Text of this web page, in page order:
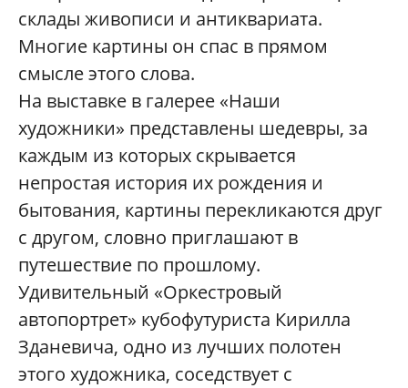
склады живописи и антиквариата.
Многие картины он спас в прямом
смысле этого слова.
На выставке в галерее «Наши
художники» представлены шедевры, за
каждым из которых скрывается
непростая история их рождения и
бытования, картины перекликаются друг
с другом, словно приглашают в
путешествие по прошлому.
Удивительный «Оркестровый
автопортрет» кубофутуриста Кирилла
Зданевича, одно из лучших полотен
этого художника, соседствует с